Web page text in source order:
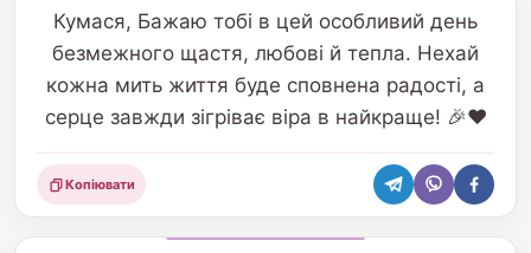
Кумася, Бажаю тобі в цей особливий день
безмежного щастя, любові й тепла. Нехай
кожна мить життя буде сповнена радості, а
серце завжди зігріває віра в найкраще! 🎉❤️
Поділитися
Копіювати